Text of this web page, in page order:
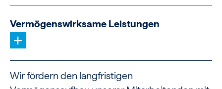
Vermögenswirksame Leistungen
+
Wir fördern den langfristigen